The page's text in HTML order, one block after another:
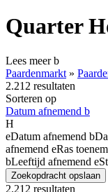
Quarter
Lees meerb
Paardenmarkt »
2.212 resultaten
Sorteren op
Datum afnemend b
H
eDatum afnemend b
afnemend eRas
bLeeftijd afnemend e
Zoekopdracht opslaan
2.212 resultaten